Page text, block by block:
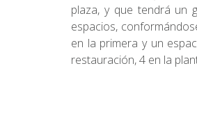
plaza, y que tendrá un
espacios,
en la primera y un
restauración, 4 en la